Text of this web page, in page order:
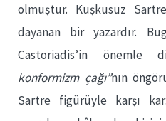
olmuştur. Kuşkusuz
dayanan bir yazardır.
Castoriadis’in önemle
konformizm çağı”nın
Sartre figürüyle karşı